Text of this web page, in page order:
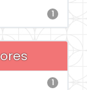
1
1